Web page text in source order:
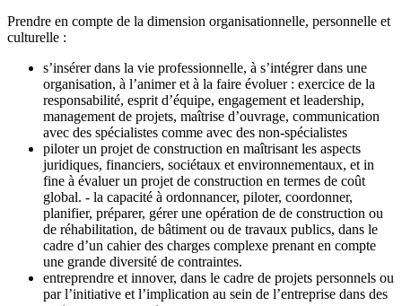
Prendre en compte de la dimension organisationnelle, personnelle et
culturelle :
s’insérer dans la vie professionnelle, à s’intégrer dans une
organisation, à l’animer et à la faire évoluer : exercice de la
responsabilité, esprit d’équipe, engagement et leadership,
management de projets, maîtrise d’ouvrage, communication
avec des spécialistes comme avec des non-spécialistes
piloter un projet de construction en maîtrisant les aspects
juridiques, financiers, sociétaux et environnementaux, et in
fine à évaluer un projet de construction en termes de coût
global. - la capacité à ordonnancer, piloter, coordonner,
planifier, préparer, gérer une opération de de construction ou
de réhabilitation, de bâtiment ou de travaux publics, dans le
cadre d’un cahier des charges complexe prenant en compte
une grande diversité de contraintes.
entreprendre et innover, dans le cadre de projets personnels ou
par l’initiative et l’implication au sein de l’entreprise dans des